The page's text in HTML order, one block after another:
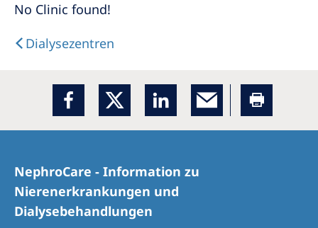
Israel
Netherlands
Poland
Romania
Russia
No Clinic found!
Dialysezentren
NephroCare - Information zu
Nierenerkrankungen und
Dialysebehandlungen